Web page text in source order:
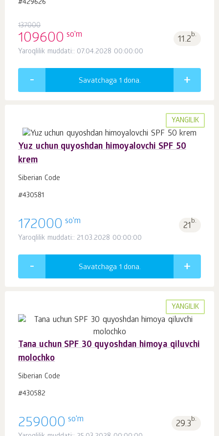
#429626
137000
109600 so'm 11.2b.
Yaroqlilik muddati:: 07.04.2028 00:00:00
Savatchaga 1 dona.
YANGILIK
Yuz uchun quyoshdan himoyalovchi SPF 50
krem
Siberian Code
#430581
172000 so'm 21b.
Yaroqlilik muddati:: 21.03.2028 00:00:00
Savatchaga 1 dona.
YANGILIK
Tana uchun SPF 30 quyoshdan himoya qiluvchi
molochko
Siberian Code
#430582
259000 so'm 29.3b.